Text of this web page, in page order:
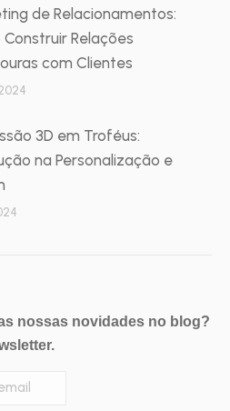
de Relacionamentos:
Relações
com Clientes
3D em Troféus:
na Personalização e
nossas novidades no blog?